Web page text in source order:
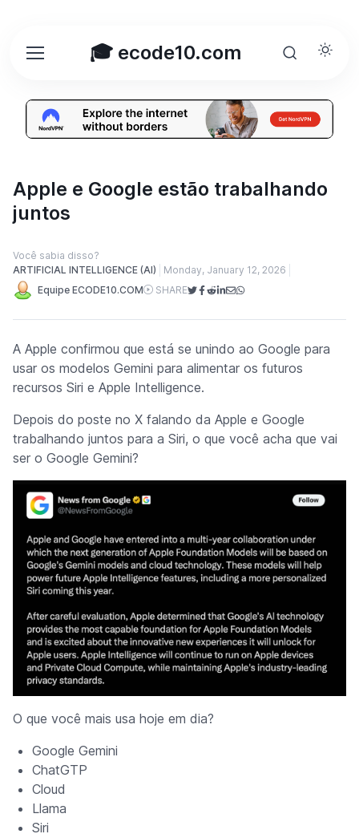
🎓 ecode10.com
Apple e Google estão trabalhando
juntos
Você sabia disso?
ARTIFICIAL INTELLIGENCE (AI)
Monday, January 12, 2026
Equipe ECODE10.COM
SHARE
A Apple confirmou que está se unindo ao Google para
usar os modelos Gemini para alimentar os futuros
recursos Siri e Apple Intelligence.
Depois do poste no X falando da Apple e Google
trabalhando juntos para a Siri, o que você acha que vai
ser o Google Gemini?
O que você mais usa hoje em dia?
Google Gemini
ChatGTP
Cloud
Llama
Siri